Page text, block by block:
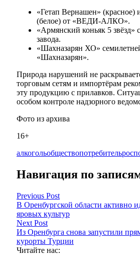
«Гетап Вернашен» (красное)
(белое) от «ВЕДИ-АЛКО».
«Армянский коньяк 5 звёзд»
завода.
«Шахназарян ХО»
«Шахназарян».
Природа нарушений не
торговым сетям и импортёрам
эту продукцию с прилавков.
особом контроле надзорного
Фото из архива
16+
алкогольобществопотребитель
Навигация по
Previous Post
В Оренбургской области активно
яровых культур
Next Post
Из Оренбурга снова запустили
курорты Турции
Читайте нас: